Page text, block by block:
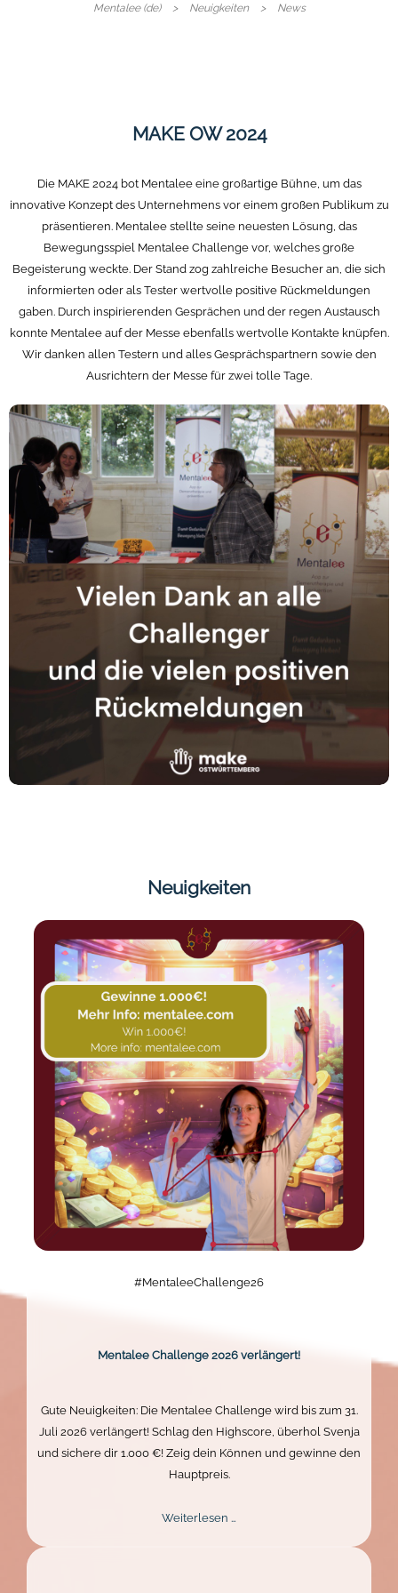
Mentalee (de) Neuigkeiten News
MAKE OW 2024
Die MAKE 2024 bot Mentalee eine großartige Bühne, um das
innovative Konzept des Unternehmens vor einem großen Publikum zu
präsentieren. Mentalee stellte seine neuesten Lösung, das
Bewegungsspiel Mentalee Challenge vor, welches große
Begeisterung weckte. Der Stand zog zahlreiche Besucher an, die sich
informierten oder als Tester wertvolle positive Rückmeldungen
gaben. Durch inspirierenden Gesprächen und der regen Austausch
konnte Mentalee auf der Messe ebenfalls wertvolle Kontakte knüpfen.
Wir danken allen Testern und alles Gesprächspartnern sowie den
Ausrichtern der Messe für zwei tolle Tage.
Neuigkeiten
#MentaleeChallenge26
Mentalee Challenge 2026 verlängert!
Gute Neuigkeiten: Die Mentalee Challenge wird bis zum 31.
Juli 2026 verlängert! Schlag den Highscore, überhol Svenja
und sichere dir 1.000 €! Zeig dein Können und gewinne den
Hauptpreis.
Weiterlesen …